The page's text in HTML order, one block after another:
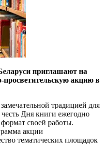
приглашают на
просветительскую акцию в
традицией для
Дня книги ежегодно
своей работы.
акции
тематических площадок